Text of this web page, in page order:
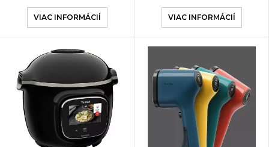
VIAC INFORMÁCIÍ VIAC INFORMÁCIÍ